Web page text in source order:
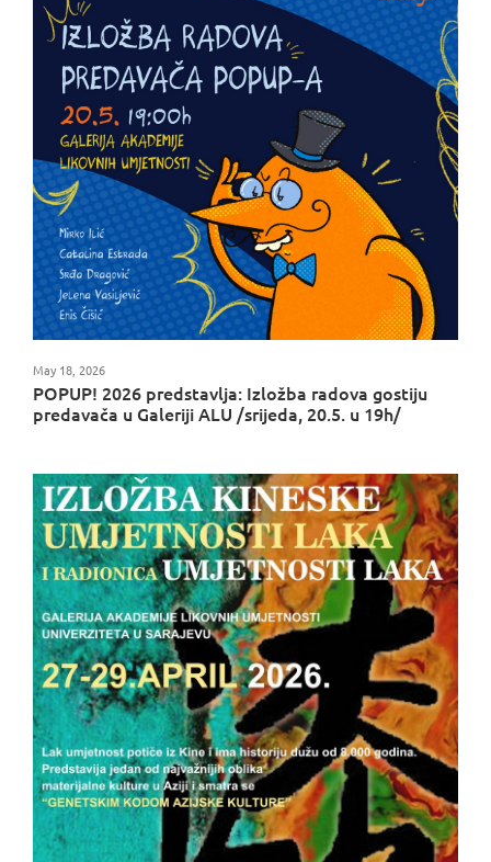
POPUP! 2026 predstavlja: Izložba radova gostiju
predavača u Galeriji ALU /srijeda, 20.5. u 19h/
May 18, 2026